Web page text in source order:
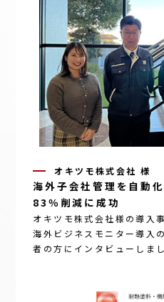
オキツモ株式会社 様
海外子会社管理を自動
83％削減に成功
オキツモ株式会社様の導入
海外ビジネスモニター導入
者の方にインタビューしまし